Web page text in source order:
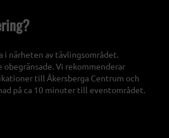
i närheten av tävlingsområdet.
obegränsade. Vi rekommenderar
till Åkersberga Centrum och
på ca 10 minuter till eventområdet.